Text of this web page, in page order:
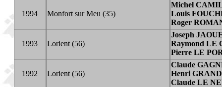
1994 Monfort sur Meu (35)
Michel
Louis
Roger
1993 Lorient (56)
Joseph
Raymond LE
Pierre LE
1992 Lorient (56)
Claude
Henri
Claude LE